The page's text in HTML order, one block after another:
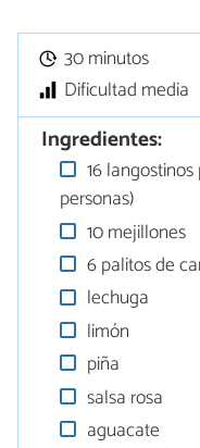
30 minutos
Dificultad media
Ingredientes:
16
personas)
10 mejillones
6 palitos de
lechuga
limón
piña
salsa rosa
aguacate